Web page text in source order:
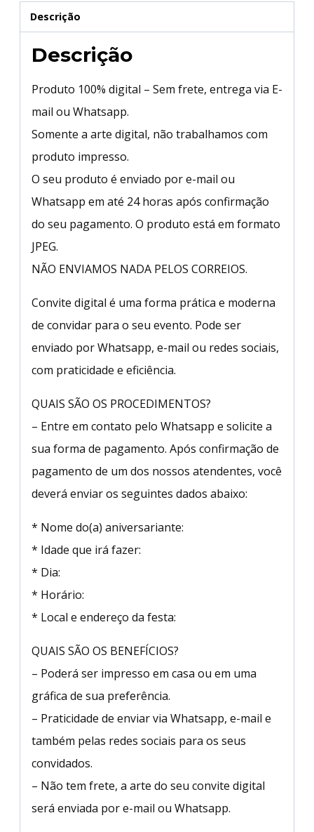
Descrição
Descrição
Produto 100% digital – Sem frete, entrega via E-
mail ou Whatsapp.
Somente a arte digital, não trabalhamos com
produto impresso.
O seu produto é enviado por e-mail ou
Whatsapp em até 24 horas após confirmação
do seu pagamento. O produto está em formato
JPEG.
NÃO ENVIAMOS NADA PELOS CORREIOS.
Convite digital é uma forma prática e moderna
de convidar para o seu evento. Pode ser
enviado por Whatsapp, e-mail ou redes sociais,
com praticidade e eficiência.
QUAIS SÃO OS PROCEDIMENTOS?
– Entre em contato pelo Whatsapp e solicite a
sua forma de pagamento. Após confirmação de
pagamento de um dos nossos atendentes, você
deverá enviar os seguintes dados abaixo:
* Nome do(a) aniversariante:
* Idade que irá fazer:
* Dia:
* Horário:
* Local e endereço da festa:
QUAIS SÃO OS BENEFÍCIOS?
– Poderá ser impresso em casa ou em uma
gráfica de sua preferência.
– Praticidade de enviar via Whatsapp, e-mail e
também pelas redes sociais para os seus
convidados.
– Não tem frete, a arte do seu convite digital
será enviada por e-mail ou Whatsapp.